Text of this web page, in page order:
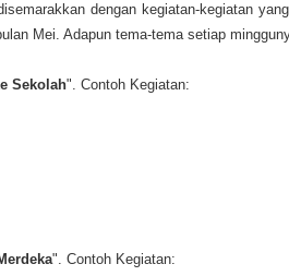
dengan kegiatan-kegiatan
Mei. Adapun tema-tema setiap
Sekolah". Contoh Kegiatan:
". Contoh Kegiatan: